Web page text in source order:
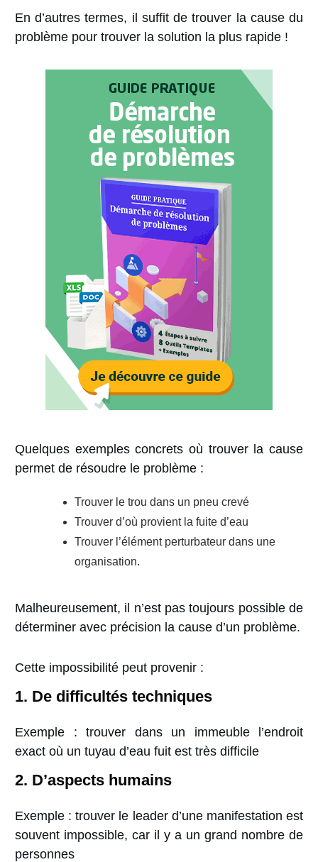
En d’autres termes, il suffit de trouver la cause du
problème pour trouver la solution la plus rapide !
Quelques exemples concrets où trouver la cause
permet de résoudre le problème :
Trouver le trou dans un pneu crevé
Trouver d’où provient la fuite d’eau
Trouver l’élément perturbateur dans une
organisation.
Malheureusement, il n’est pas toujours possiblede
déterminer avec précision la cause d’un problème.
Cette impossibilité peut provenir :
1. De difficultés techniques
Exemple : trouver dans un immeuble l’endroit
exact où un tuyau d’eau fuit est très difficile
2. D’aspects humains
Exemple : trouver le leader d’une manifestation est
souvent impossible, car il y a un grand nombre de
personnes